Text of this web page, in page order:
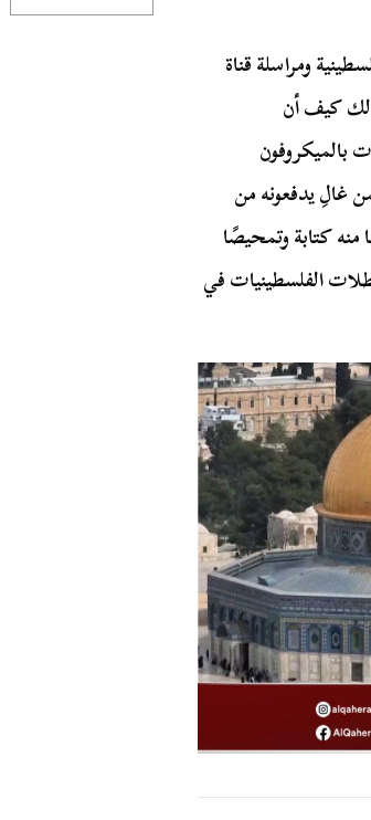
ومراسلة قناة
لك كيف أن
بالميكروفون
غالِ يدفعونه من
منه كتابة وتمحيصًا
الفلسطينيات في